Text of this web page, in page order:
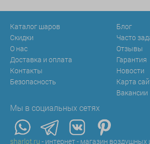
Каталог шаров
Скидки
О нас
Доставка и оплата
Контакты
Безопасность
Блог
Часто
Отзывы
Гарантия
Новости
Карта
Вакансии
Мы в социальных сетях
sharlot.ru - интернет - магазин